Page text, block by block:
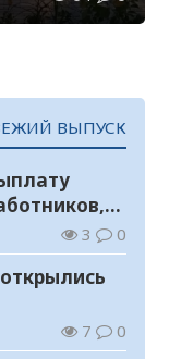
ВЫПУСК
труда3 0
7 0